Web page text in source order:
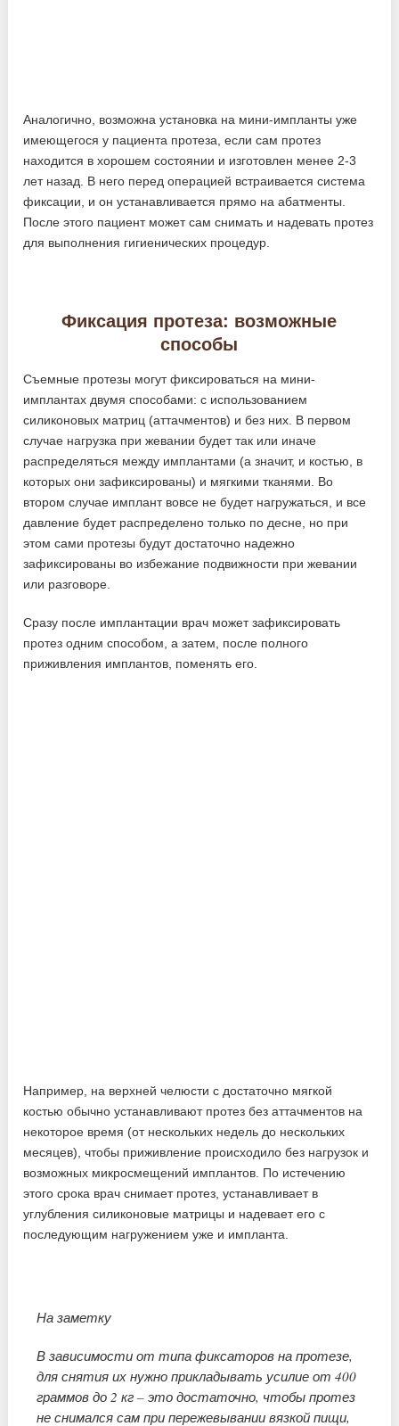
Аналогично, возможна установка на мини-импланты уже
имеющегося у пациента протеза, если сам протез
находится в хорошем состоянии и изготовлен менее 2-3
лет назад. В него перед операцией встраивается система
фиксации, и он устанавливается прямо на абатменты.
После этого пациент может сам снимать и надевать протез
для выполнения гигиенических процедур.
Фиксация протеза: возможные
способы
Съемные протезы могут фиксироваться на мини-
имплантах двумя способами: с использованием
силиконовых матриц (аттачментов) и без них. В первом
случае нагрузка при жевании будет так или иначе
распределяться между имплантами (а значит, и костью, в
которых они зафиксированы) и мягкими тканями. Во
втором случае имплант вовсе не будет нагружаться, и все
давление будет распределено только по десне, но при
этом сами протезы будут достаточно надежно
зафиксированы во избежание подвижности при жевании
или разговоре.
Сразу после имплантации врач может зафиксировать
протез одним способом, а затем, после полного
приживления имплантов, поменять его.
Например, на верхней челюсти с достаточно мягкой
костью обычно устанавливают протез без аттачментов на
некоторое время (от нескольких недель до нескольких
месяцев), чтобы приживление происходило без нагрузок и
возможных микросмещений имплантов. По истечению
этого срока врач снимает протез, устанавливает в
углубления силиконовые матрицы и надевает его с
последующим нагружением уже и импланта.
На заметку
В зависимости от типа фиксаторов на протезе,
для снятия их нужно прикладывать усилие от 400
граммов до 2 кг – это достаточно, чтобы протез
не снимался сам при пережевывании вязкой пищи,